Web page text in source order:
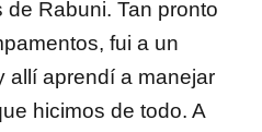
Rabuni. Tan pronto
fui a un
allí aprendí a manejar
hicimos de todo. A